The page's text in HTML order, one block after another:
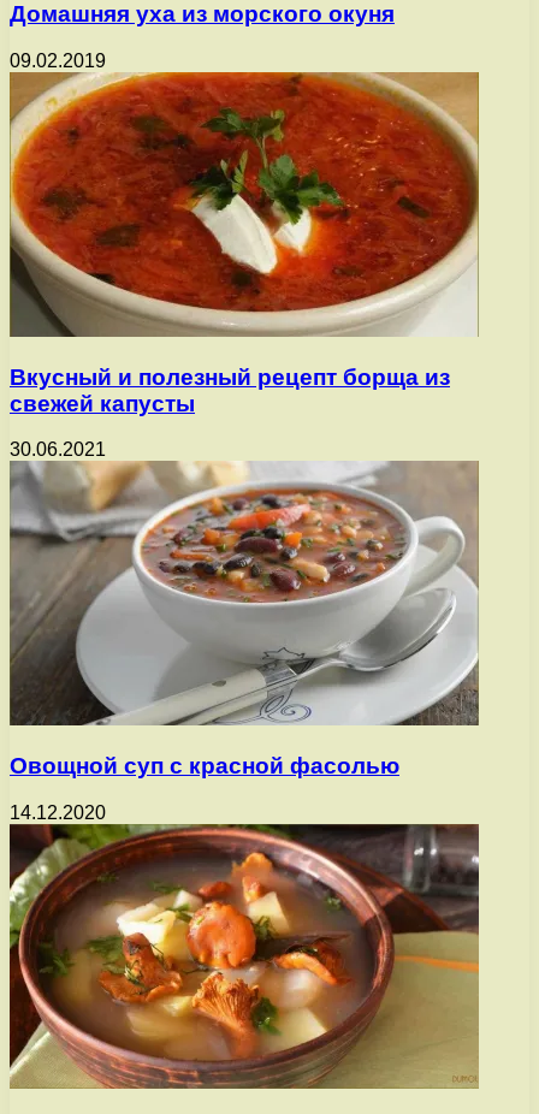
Домашняя уха из морского окуня
09.02.2019
Вкусный и полезный рецепт борща из
свежей капусты
30.06.2021
Овощной суп с красной фасолью
14.12.2020